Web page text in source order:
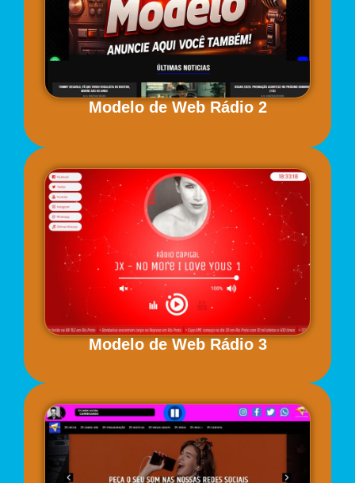
Modelo de Web Rádio 2
Modelo de Web Rádio 3